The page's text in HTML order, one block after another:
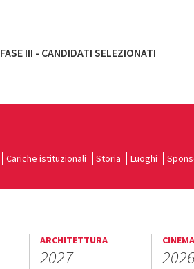
FASE III - CANDIDATI SELEZIONATI
Cariche istituzionali Storia Luoghi
ARCHITETTURA
2027
CINEMA